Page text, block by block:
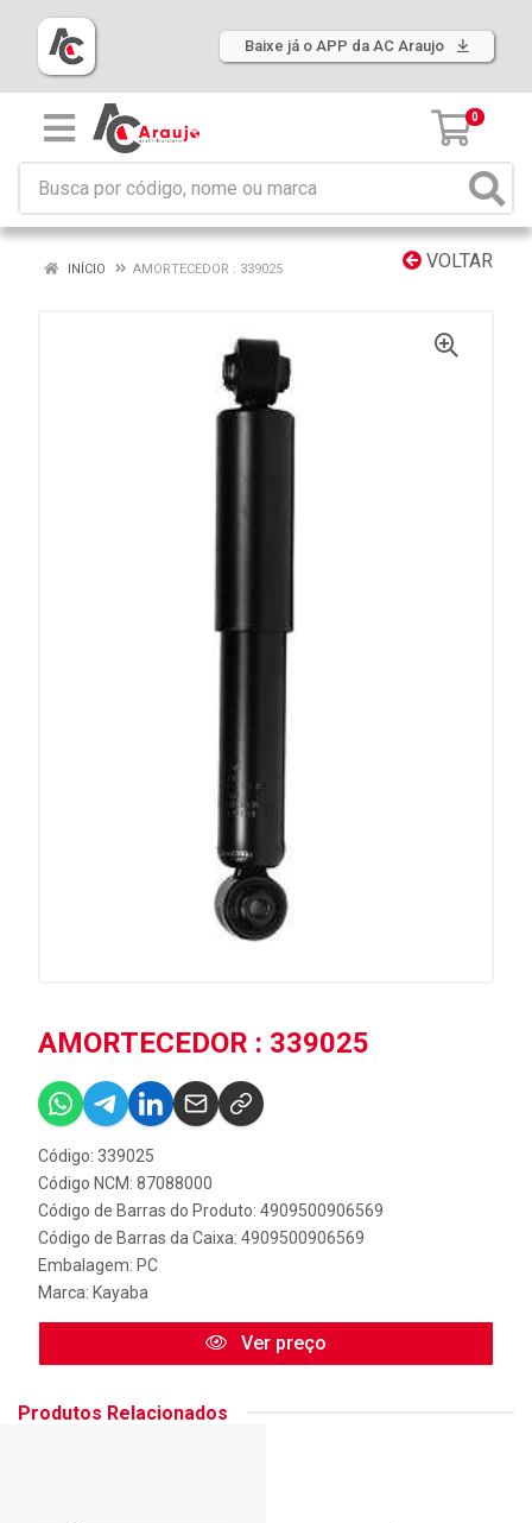
Baixe já o APP da AC Araujo
0
VOLTAR
INÍCIO AMORTECEDOR : 339025
AMORTECEDOR : 339025
Código: 339025
Código NCM: 87088000
Código de Barras do Produto: 4909500906569
Código de Barras da Caixa: 4909500906569
Embalagem: PC
Marca: Kayaba
Ver preço
Produtos Relacionados